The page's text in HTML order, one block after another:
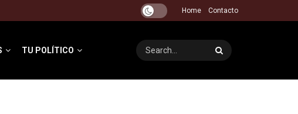
Home Contacto
TU POLÍTICO